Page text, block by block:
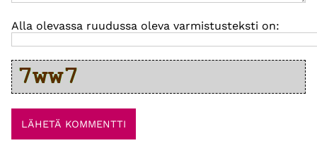
Alla olevassa ruudussa oleva varmistusteksti on: